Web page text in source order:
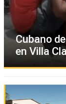
Cubano
en Villa